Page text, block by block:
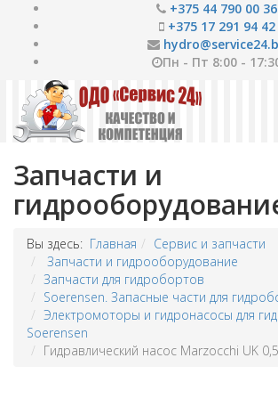
+375 44 790 00 36
+375 17 291 94 42
Пн - Пт 8:00 -
Запчасти и
Вы здесь: Главная
Сервис и запчасти
Запчасти и гидрооборудование
Запчасти для гидробортов
Soerensen. Запасные части для
Электромоторы и гидронасосы для
Soerensen
Гидравлический насос Marzocchi UK